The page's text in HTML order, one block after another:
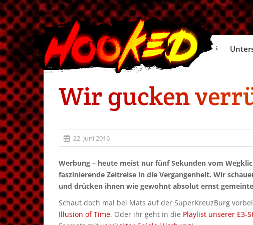
Wir gucken
22. Juni 2016
Werbung – heute meist nur fünf Sekunden vom
faszinierende Zeitreise in die Vergangenheit. Wir
und drücken ihnen wie gewohnt absolut ernst
Schaut doch mal bei Mats auf der SuperKreuzBurg
Illusion of Time. Oder ihr geht in die Playlist unserer E3-